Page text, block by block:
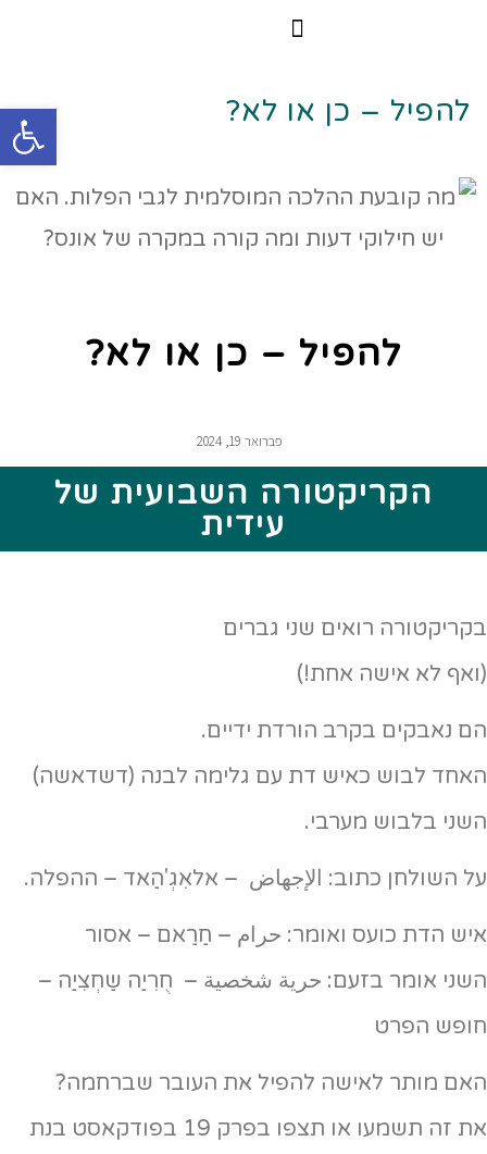
להפיל – כן או לא?
להפיל – כן או לא?
פברואר 19, 2024
הקריקטורה השבועית של
עידית
בקריקטורה רואים שני גברים
(ואף לא אישה אחת!)
הם נאבקים בקרב הורדת ידיים.
האחד לבוש כאיש דת עם גלימה לבנה (דשדאשה)
השני בלבוש מערבי.
על השולחן כתוב: الإجهاض – אלאִגְ'הַאד – ההפלה.
איש הדת כועס ואומר: حرام – חַרַאם – אסור
השני אומר בזעם: حرية شخصية – חֻרִיַה שַחְצִיַה –
חופש הפרט
האם מותר לאישה להפיל את העובר שברחמה?
את זה תשמעו או תצפו בפרק 19 בפודקאסט בנת